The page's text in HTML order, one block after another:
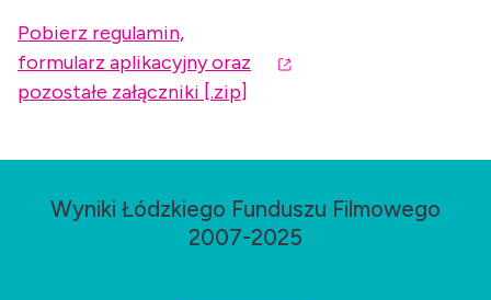
Pobierz regulamin,
formularz aplikacyjny oraz
pozostałe załączniki [.zip]
Wyniki Łódzkiego Funduszu Filmowego
2007-2025